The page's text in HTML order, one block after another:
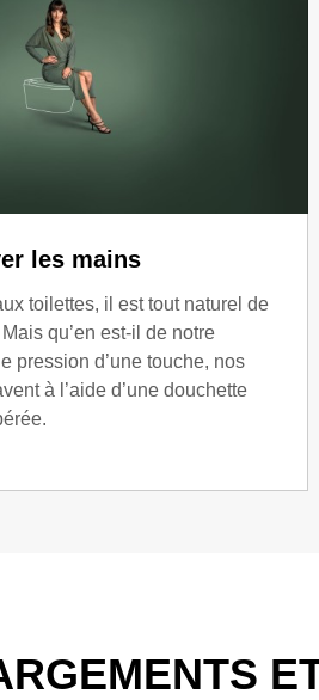
les mains
toilettes, il est tout naturel de
qu’en est-il de notre
pression d’une touche, nos
à l’aide d’une douchette